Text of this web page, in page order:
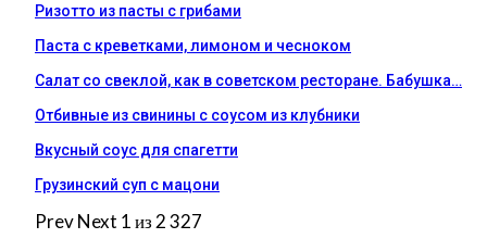
Ризотто из пасты с грибами
Паста с креветками, лимоном и чесноком
Салат со свеклой, как в советском ресторане. Бабушка…
Отбивные из свинины с соусом из клубники
Вкусный соус для спагетти
Грузинский суп с мацони
PrevNext 1 из 2 327